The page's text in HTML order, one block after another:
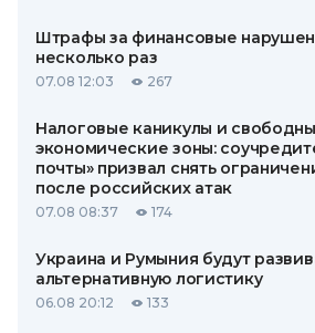
Штрафы за финансовые
несколько раз
07.08 12:03 267
Налоговые каникулы и
экономические зоны:
почты» призвал снять
после российских атак
07.08 08:37 174
Украина и Румыния будут
альтернативную логистику
06.08 20:12 133